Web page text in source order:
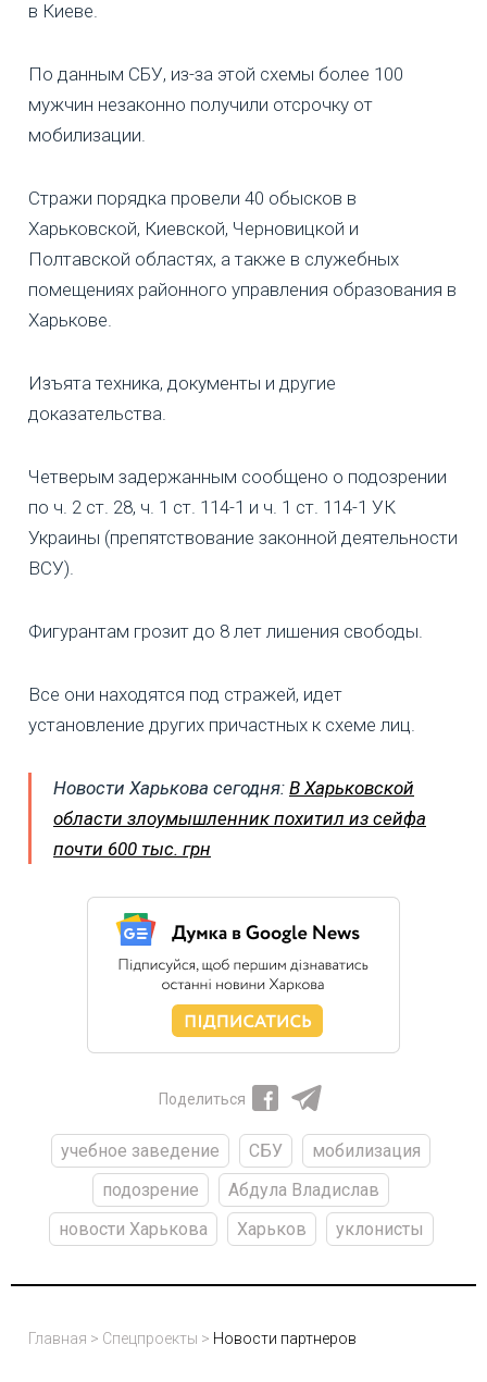
в Киеве.
По данным СБУ, из-за этой схемы более 100
мужчин незаконно получили отсрочку от
мобилизации.
Стражи порядка провели 40 обысков в
Харьковской, Киевской, Черновицкой и
Полтавской областях, а также в служебных
помещениях районного управления образования в
Харькове.
Изъята техника, документы и другие
доказательства.
Четверым задержанным сообщено о подозрении
по ч. 2 ст. 28, ч. 1 ст. 114-1 и ч. 1 ст. 114-1 УК
Украины (препятствование законной деятельности
ВСУ).
Фигурантам грозит до 8 лет лишения свободы.
Все они находятся под стражей, идет
установление других причастных к схеме лиц.
Новости Харькова сегодня: В Харьковской
области злоумышленник похитил из сейфа
почти 600 тыс. грн
Поделиться
учебное заведение СБУ
мобилизация
подозрение
Абдула Владислав
новости Харькова
Харьков уклонисты
Главная > Спецпроекты > Новости партнеров